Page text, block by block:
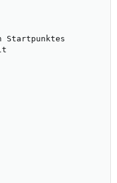
Startpunktes